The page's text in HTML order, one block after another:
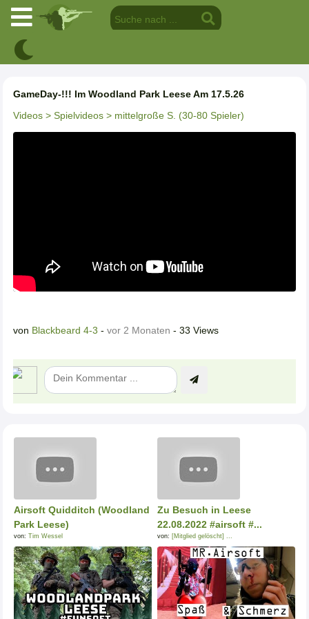
GameDay-!!! Im Woodland Park Leese Am 17.5.26
Videos > Spielvideos > mittelgroße S. (30-80 Spieler)
von Blackbeard 4-3 - vor 2 Monaten - 33 Views
Airsoft Quidditch (Woodland
Park Leese)
von: Tim Wessel
Zu Besuch in Leese
22.08.2022 #airsoft #...
von: [Mitglied gelöscht] ...